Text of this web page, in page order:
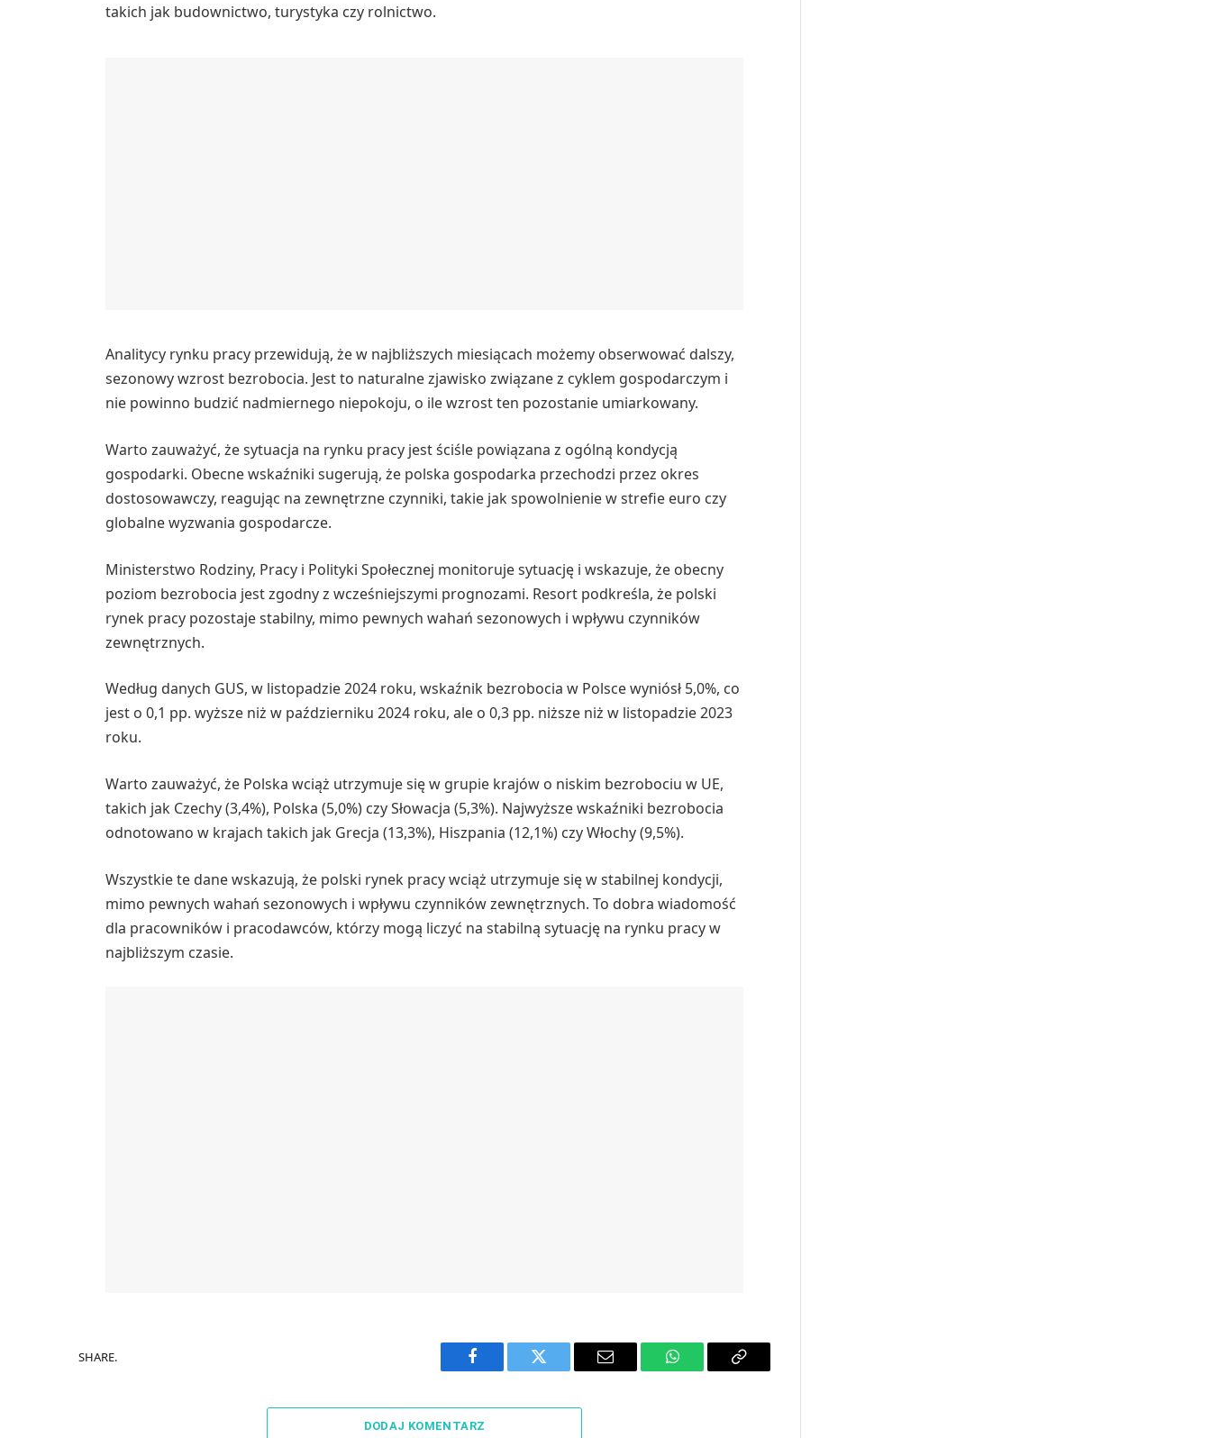
takich jak budownictwo, turystyka czy rolnictwo.
Analitycy rynku pracy przewidują, że w najbliższych miesiącach możemy obserwować dalszy,
sezonowy wzrost bezrobocia. Jest to naturalne zjawisko związane z cyklem gospodarczym i
nie powinno budzić nadmiernego niepokoju, o ile wzrost ten pozostanie umiarkowany.
Warto zauważyć, że sytuacja na rynku pracy jest ściśle powiązana z ogólną kondycją
gospodarki. Obecne wskaźniki sugerują, że polska gospodarka przechodzi przez okres
dostosowawczy, reagując na zewnętrzne czynniki, takie jak spowolnienie w strefie euro czy
globalne wyzwania gospodarcze.
Ministerstwo Rodziny, Pracy i Polityki Społecznej monitoruje sytuację i wskazuje, że obecny
poziom bezrobocia jest zgodny z wcześniejszymi prognozami. Resort podkreśla, że polski
rynek pracy pozostaje stabilny, mimo pewnych wahań sezonowych i wpływu czynników
zewnętrznych.
Według danych GUS, w listopadzie 2024 roku, wskaźnik bezrobocia w Polsce wyniósł 5,0%, co
jest o 0,1 pp. wyższe niż w październiku 2024 roku, ale o 0,3 pp. niższe niż w listopadzie 2023
roku.
Warto zauważyć, że Polska wciąż utrzymuje się w grupie krajów o niskim bezrobociu w UE,
takich jak Czechy (3,4%), Polska (5,0%) czy Słowacja (5,3%). Najwyższe wskaźniki bezrobocia
odnotowano w krajach takich jak Grecja (13,3%), Hiszpania (12,1%) czy Włochy (9,5%).
Wszystkie te dane wskazują, że polski rynek pracy wciąż utrzymuje się w stabilnej kondycji,
mimo pewnych wahań sezonowych i wpływu czynników zewnętrznych. To dobra wiadomość
dla pracowników i pracodawców, którzy mogą liczyć na stabilną sytuację na rynku pracy w
najbliższym czasie.
SHARE.
Facebook Twitter Email WhatsAppCopy
DODAJ KOMENTARZ